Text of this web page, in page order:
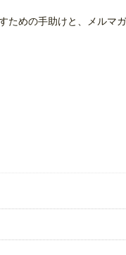
めの手助けと、メルマ